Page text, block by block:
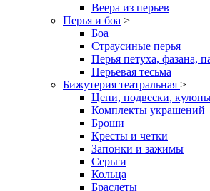
Веера из перьев
Перья и боа >
Боа
Страусиные перья
Перья петуха, фазана,
Перьевая тесьма
Бижутерия театральная >
Цепи, подвески,
Комплекты украшений
Броши
Кресты и четки
Запонки и зажимы
Серьги
Кольца
Браслеты